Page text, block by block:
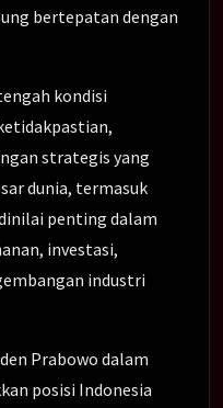
bertepatan dengan
kondisi
strategis yang
dunia, termasuk
penting dalam
investasi,
industri
Prabowo dalam
posisi Indonesia